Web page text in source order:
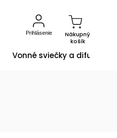
Nákupný
košík
Prihlásenie
Vonné sviečky a difuzéry